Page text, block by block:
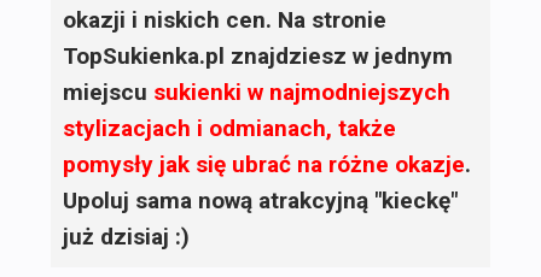
okazji i niskich cen. Na stronie
TopSukienka.pl znajdziesz w jednym
miejscu sukienki w najmodniejszych
stylizacjach i odmianach, także
pomysły jak się ubrać na różne okazje.
Upoluj sama nową atrakcyjną "kieckę"
już dzisiaj :)